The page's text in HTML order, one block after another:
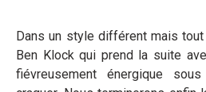
Dans un style différent mais
Ben Klock qui prend la suite
fiévreusement énergique